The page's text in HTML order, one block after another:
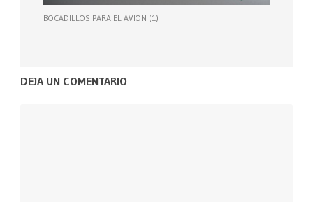
BOCADILLOS PARA EL AVION (1)
DEJA UN COMENTARIO